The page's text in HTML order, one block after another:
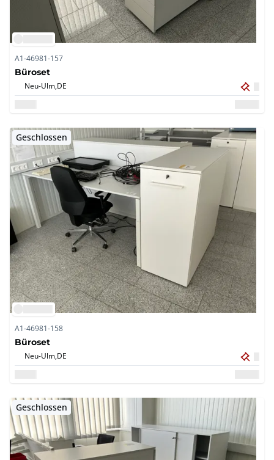
A1-46981-157
Büroset
Neu-Ulm,DE
Geschlossen
A1-46981-158
Büroset
Neu-Ulm,DE
Geschlossen